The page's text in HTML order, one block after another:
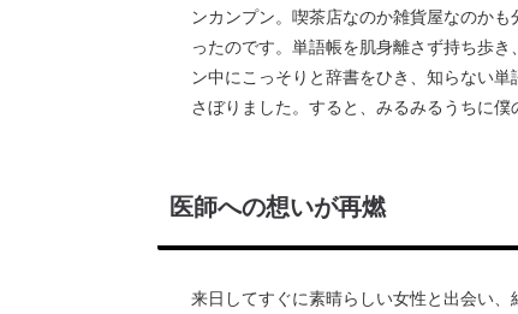
ンカンプン。喫茶店なのか雑貨屋なのか
ったのです。単語帳を肌身離さず持ち歩
ン中にこっそりと辞書をひき、知らない
さぼりました。すると、みるみるうちに僕
医師への想いが再燃
来日してすぐに素晴らしい女性と出会い